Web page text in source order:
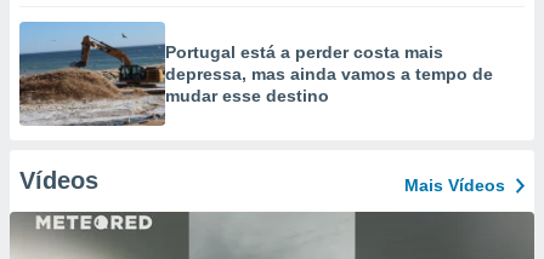
Portugal está a perder costa mais
depressa, mas ainda vamos a tempo de
mudar esse destino
Vídeos Mais Vídeos